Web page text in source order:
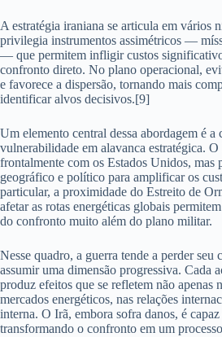
A estratégia iraniana se articula em vários
privilegia instrumentos assimétricos —
— que permitem infligir custos
confronto direto. No plano operacional,
e favorece a dispersão, tornando mais
identificar alvos decisivos.[9]
Um elemento central dessa abordagem é a
vulnerabilidade em alavanca estratégica.
frontalmente com os Estados Unidos, mas
geográfico e político para amplificar os
particular, a proximidade do Estreito de
afetar as rotas energéticas globais
do confronto muito além do plano militar.
Nesse quadro, a guerra tende a perder seu
assumir uma dimensão progressiva. Cada
produz efeitos que se refletem não apenas
mercados energéticos, nas relações
interna. O Irã, embora sofra danos, é
transformando o confronto em um